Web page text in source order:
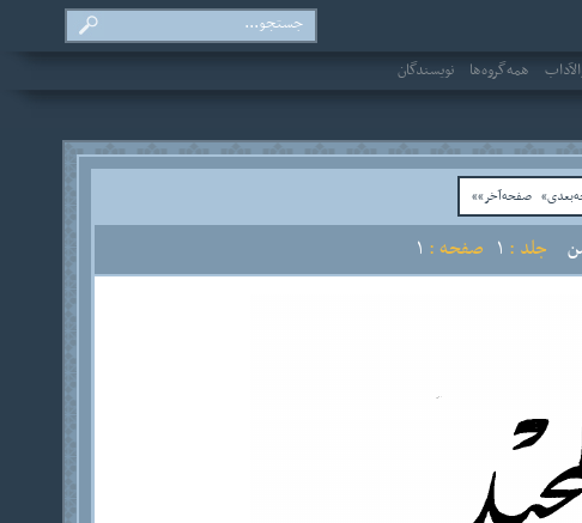
همه‌گروه‌ها
نویسندگان
صفحه‌آخر»»
جلد : صفحه :